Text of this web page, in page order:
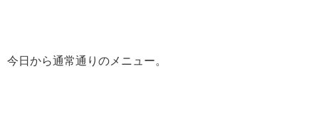
今日から通常通りのメニュー。